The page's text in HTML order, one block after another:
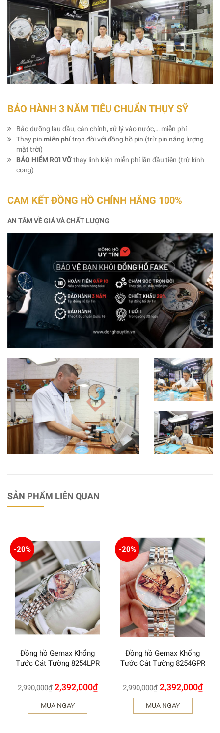
BẢO HÀNH 3 NĂM TIÊU CHUẨN THỤY SỸ
Bảo dưỡng lau dầu, căn chỉnh, xử lý vào nước,… miễn phí
Thay pin miễn phítrọn đời với đồng hồ pin (trừ pin năng lượng
mặt trời)
BẢO HIỂM RƠI VỠthay linh kiện miễn phí lần đầu tiên (trừ kính
cong)
CAM KẾT ĐỒNG HỒ CHÍNH HÃNG 100%
AN TÂM VỀ GIÁ VÀ CHẤT LƯỢNG
SẢN PHẨM LIÊN QUAN
-20%
Đồng hồ Gemax Khổng
Tước Cát Tường 8254LPR
2,990,000₫ 2,392,000₫
MUA NGAY
-20%
Đồng hồ Gemax Khổng
Tước Cát Tường 8254GPR
2,990,000₫ 2,392,000₫
MUA NGAY